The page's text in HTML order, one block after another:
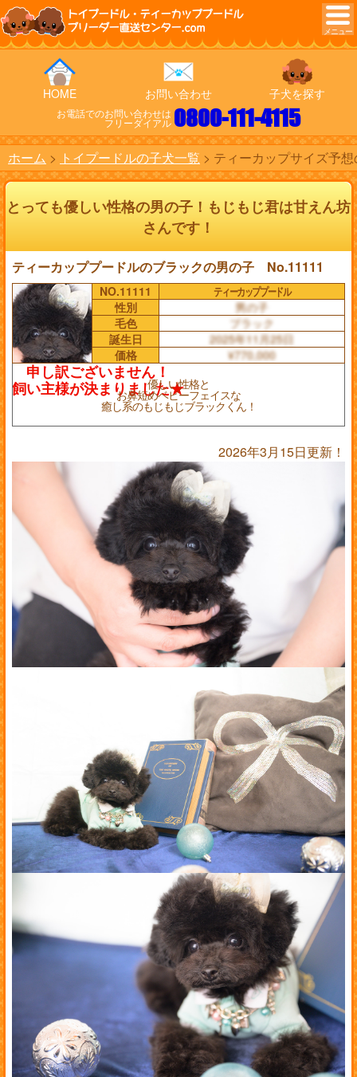
トイプードル・ティーカッププードル
ブリーダー直送センター.com
HOME お問い合わせ 子犬を探す
お電話でのお問い合わせは
フリーダイアル 0800-111-4115
ホーム トイプードルの子犬一覧 ティーカップサイズ予
とっても優しい性格の男の子！もじもじ君は甘えん坊
さんです！
ティーカッププードルのブラックの男の子 No.11111
NO.11111
ティーカッププードル
性別
男の子
毛色
ブラック
誕生日
2025年11月25日
価格
¥770,000
優しい性格と
お鼻短めベビーフェイスな
癒し系のもじもじブラックくん！
2026年3月15日更新！